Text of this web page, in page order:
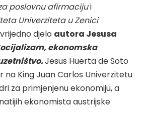
poslovnu afirmacijui
Univerziteta u Zenici
djelo autora Jesusa
ekonomska
Jesus Huerta de Soto
na King Juan Carlos Univerzitetu
za primjenjenu ekonomiju, a
ekonomista austrijske